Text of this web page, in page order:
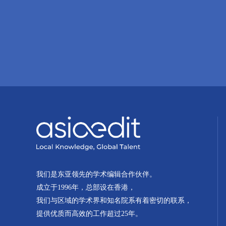
我们是东亚领先的学术编辑合作伙伴。
成立于1996年，总部设在香港，
我们与区域的学术界和知名院系有着密切的联系，
提供优质而高效的工作超过25年。